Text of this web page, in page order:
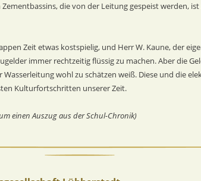
die von der Leitung gespeist werden,
Zeit etwas kostspielig, und Herr W. Kaune, der
immer rechtzeitig flüssig zu machen. Aber die
wohl zu schätzen weiß. Diese und die
Kulturfortschritten unserer Zeit.
einen Auszug aus der Schul-Chronik)